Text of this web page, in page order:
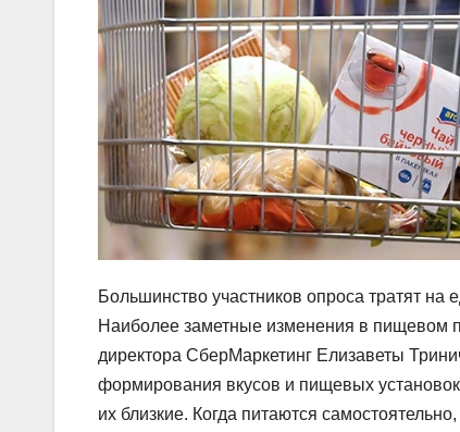
Большинство участников опроса тратят на
Наиболее заметные изменения в пищевом
директора СберМаркетинг Елизаветы
формирования вкусов и пищевых
их близкие. Когда питаются